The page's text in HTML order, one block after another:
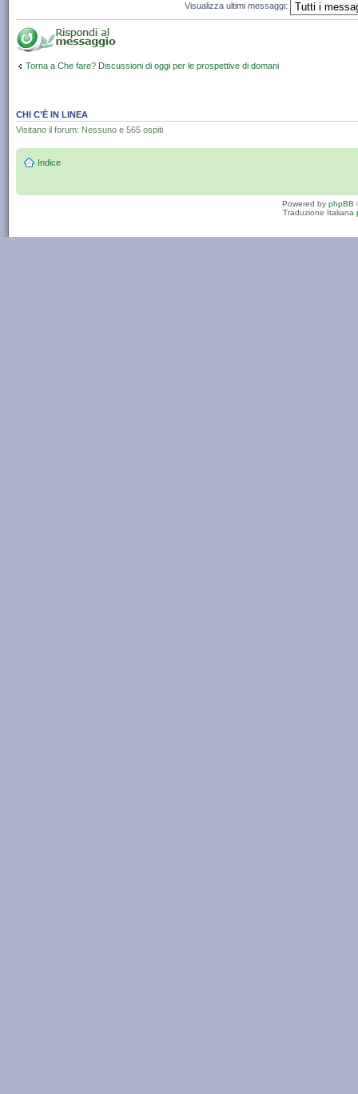
Visualizza ultimi messaggi:
Torna a Che fare? Discussioni di oggi per le prospettive di domani
CHI C’È IN LINEA
Visitano il forum: Nessuno e 565 ospiti
Indice
Powered by phpBB
Traduzione Italiana